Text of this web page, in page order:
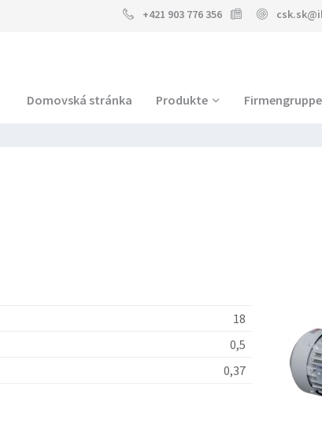
+421 903 776 356
Domovská stránka Produkte Firmengruppe
18
0,5
0,37